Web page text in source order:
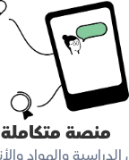
منصة متكاملة